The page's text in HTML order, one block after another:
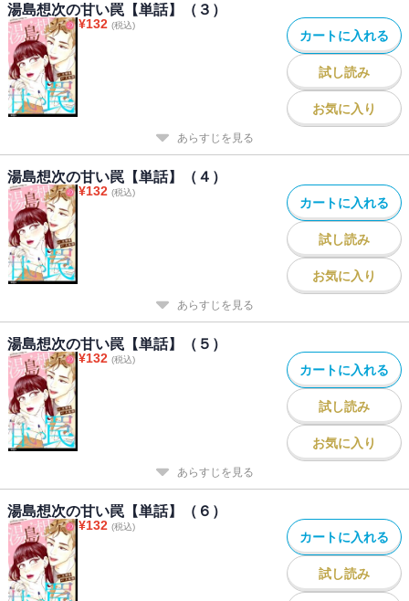
湯島想次の甘い罠【単話】（３）
¥132 (税込)
カートに入れる
試し読み
お気に入り
あらすじを見る
湯島想次の甘い罠【単話】（４）
¥132 (税込)
カートに入れる
試し読み
お気に入り
あらすじを見る
湯島想次の甘い罠【単話】（５）
¥132 (税込)
カートに入れる
試し読み
お気に入り
あらすじを見る
湯島想次の甘い罠【単話】（６）
¥132 (税込)
カートに入れる
試し読み